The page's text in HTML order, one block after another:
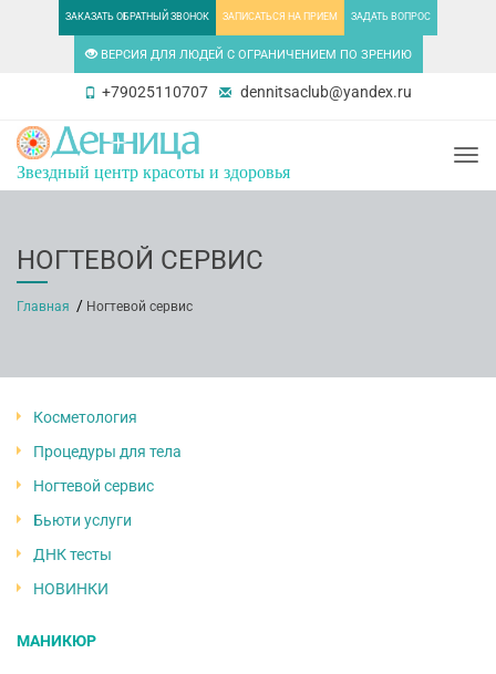
ЗАКАЗАТЬ ОБРАТНЫЙ ЗВОНОК ЗАПИСАТЬСЯ НА ПРИЕМ ЗАДАТЬ ВОПРОС
ВЕРСИЯ ДЛЯ ЛЮДЕЙ С ОГРАНИЧЕНИЕМ ПО ЗРЕНИЮ
+79025110707 dennitsaclub@yandex.ru
Звездный центр красоты и здоровья
НОГТЕВОЙ СЕРВИС
Главная Ногтевой сервис
Косметология
Процедуры для тела
Ногтевой сервис
Бьюти услуги
ДНК тесты
НОВИНКИ
МАНИКЮР